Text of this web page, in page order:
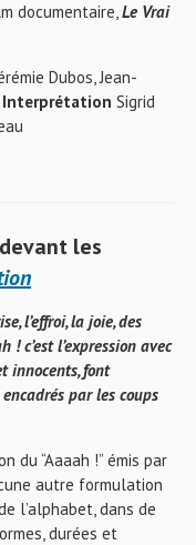
documentaire,Le Vrai
Dubos, Jean-
Interprétation Sigrid
les
l’effroi, la joie, des
! c’est l’expression avec
innocents, font
par les coups
du “Aaaah !” émis par
autre formulation
l’alphabet, dans de
durées et